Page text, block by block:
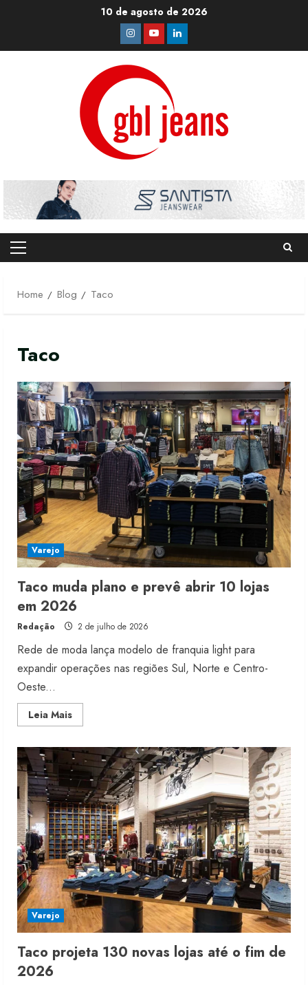
10 de agosto de 2026
Instagram
YoutubeLinkedin
Primary
Home
Blog Taco
Taco
Varejo
Taco muda plano e prevê abrir 10 lojas
em 2026
Redação 2 de julho de 2026
Rede de moda lança modelo de franquia light para
expandir operações nas regiões Sul, Norte e Centro-
Oeste...
Leia MaisRead
more
muda
plano
e
prevê
abrir
10
lojas
em
2026
Varejo
Taco projeta 130 novas lojas até o fim de
2026
Dia dos Pais reforça retomada da